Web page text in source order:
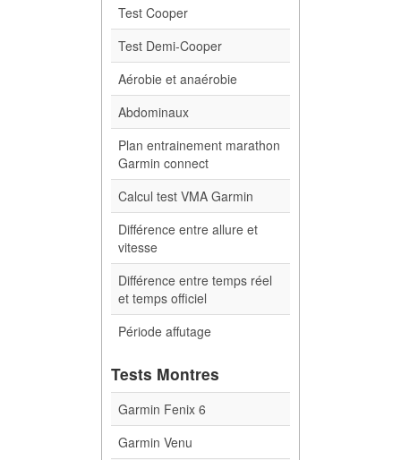
Test Cooper
Test Demi-Cooper
Aérobie et anaérobie
Abdominaux
Plan entrainement marathon
Garmin connect
Calcul test VMA Garmin
Différence entre allure et
vitesse
Différence entre temps réel
et temps officiel
Période affutage
Tests Montres
Garmin Fenix 6
Garmin Venu